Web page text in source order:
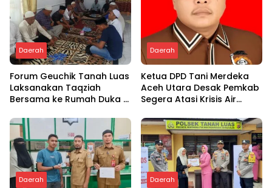
Daerah
Forum Geuchik Tanah Luas
Laksanakan Taqziah
Bersama ke Rumah Duka di
Daerah
Ketua DPD Tani Merdeka
Aceh Utara Desak Pemkab
Segera Atasi Krisis Air
Daerah Daerah